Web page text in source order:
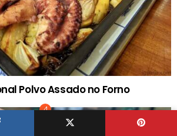
Polvo Assado no Forno